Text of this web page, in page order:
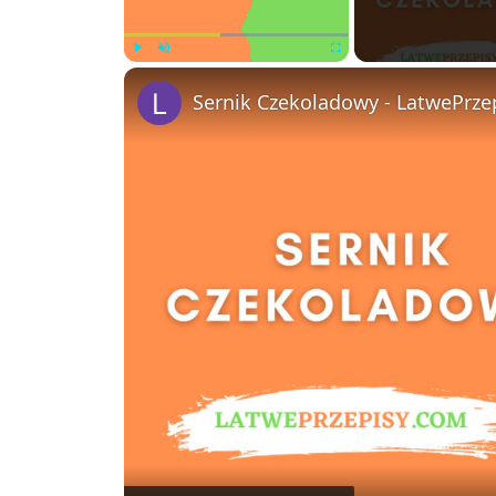
Sernik Czekoladowy -